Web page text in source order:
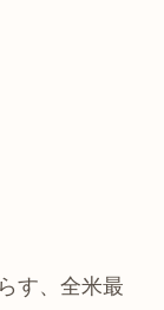
す、全米最